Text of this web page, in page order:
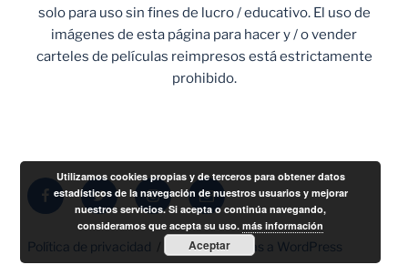
solo para uso sin fines de lucro / educativo. El uso de
imágenes de esta página para hacer y / o vender
carteles de películas reimpresos está estrictamente
prohibido.
FacebookTwitter InstagramCorreo
electrónico
Política de privacidad Funciona gracias a WordPress
Utilizamos cookies propias y de terceros para obtener datos
estadísticos de la navegación de nuestros usuarios y mejorar
nuestros servicios. Si acepta o continúa navegando,
consideramos que acepta su uso.más información
Aceptar